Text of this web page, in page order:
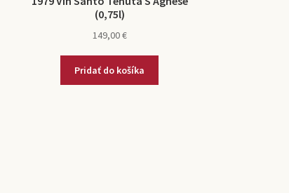
(0,75l)
149,00€
Pridať do košíka